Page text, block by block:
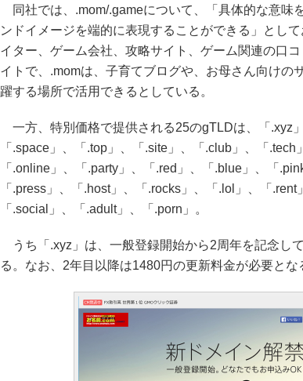
同社では、.mom/.gameについて、「具体的な意味
ンドイメージを端的に表現することができる」とし
イター、ゲーム会社、攻略サイト、ゲーム関連の口
イトで、.momは、子育てブログや、お母さん向けの
躍する場所で活用できるとしている。
一方、特別価格で提供される25のgTLDは、「.xyz
「.space」、「.top」、「.site」、「.club」、「.tech
「.online」、「.party」、「.red」、「.blue」、「
「.press」、「.host」、「.rocks」、「.lol」、「.rent
「.social」、「.adult」、「.porn」。
うち「.xyz」は、一般登録開始から2周年を記念し
る。なお、2年目以降は1480円の更新料金が必要とな